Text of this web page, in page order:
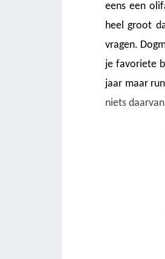
eens een
heel groot
vragen.
je favoriete
jaar maar
niets